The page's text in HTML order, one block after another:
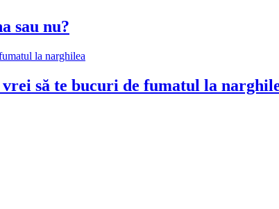
sau nu?
să te bucuri de fumatul la